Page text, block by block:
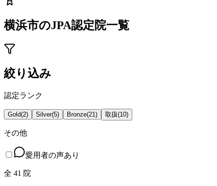
横浜市のJPA認定院一覧
絞り込み
認定ランク
Gold(2) Silver(5) Bronze(21) 取扱(10)
その他
愛用者の声あり
全 41 院